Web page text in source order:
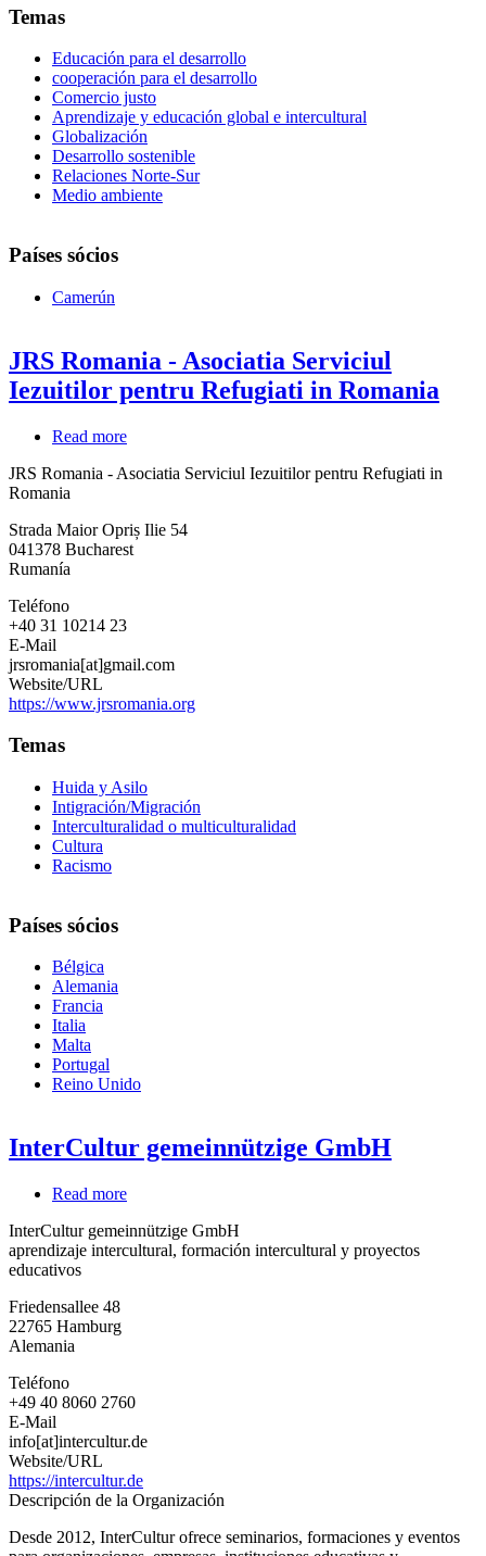
Temas
Educación para el desarrollo
cooperación para el desarrollo
Comercio justo
Aprendizaje y educación global e intercultural
Globalización
Desarrollo sostenible
Relaciones Norte-Sur
Medio ambiente
Países sócios
Camerún
JRS Romania - Asociatia Serviciul
Iezuitilor pentru Refugiati in Romania
Read more
Romania
Serviciul
Iezuitilor
JRS Romania - Asociatia Serviciul Iezuitilor pentru Refugiati in
Romania
Strada Maior Opriș Ilie 54
041378 Bucharest
Rumanía
Teléfono
+40 31 10214 23
E-Mail
jrsromania[at]gmail.com
Website/URL
https://www.jrsromania.org
Temas
Huida y Asilo
Intigración/Migración
Interculturalidad o multiculturalidad
Cultura
Racismo
Países sócios
Bélgica
Alemania
Francia
Italia
Malta
Portugal
Reino Unido
InterCultur gemeinnützige GmbH
Read more
gemeinnützige
GmbH
InterCultur gemeinnützige GmbH
aprendizaje intercultural, formación intercultural y proyectos
educativos
Friedensallee 48
22765 Hamburg
Alemania
Teléfono
+49 40 8060 2760
E-Mail
info[at]intercultur.de
Website/URL
https://intercultur.de
Descripción de la Organización
Desde 2012, InterCultur ofrece seminarios, formaciones y eventos